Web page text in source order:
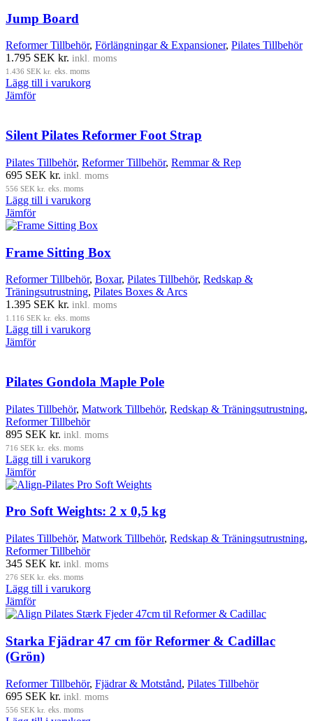
Jump Board
Reformer Tillbehör, Förlängningar & Expansioner, Pilates Tillbehör
1.795 SEK kr. inkl. moms
1.436 SEK kr. eks. moms
Lägg till i varukorg
Jämför
Silent Pilates Reformer Foot Strap
Pilates Tillbehör, Reformer Tillbehör, Remmar & Rep
695 SEK kr. inkl. moms
556 SEK kr. eks. moms
Lägg till i varukorg
Jämför
Frame Sitting Box
Reformer Tillbehör, Boxar, Pilates Tillbehör, Redskap &
Träningsutrustning, Pilates Boxes & Arcs
1.395 SEK kr. inkl. moms
1.116 SEK kr. eks. moms
Lägg till i varukorg
Jämför
Pilates Gondola Maple Pole
Pilates Tillbehör, Matwork Tillbehör, Redskap & Träningsutrustning,
Reformer Tillbehör
895 SEK kr. inkl. moms
716 SEK kr. eks. moms
Lägg till i varukorg
Jämför
Pro Soft Weights: 2 x 0,5 kg
Pilates Tillbehör, Matwork Tillbehör, Redskap & Träningsutrustning,
Reformer Tillbehör
345 SEK kr. inkl. moms
276 SEK kr. eks. moms
Lägg till i varukorg
Jämför
Starka Fjädrar 47 cm för Reformer & Cadillac
(Grön)
Reformer Tillbehör, Fjädrar & Motstånd, Pilates Tillbehör
695 SEK kr. inkl. moms
556 SEK kr. eks. moms